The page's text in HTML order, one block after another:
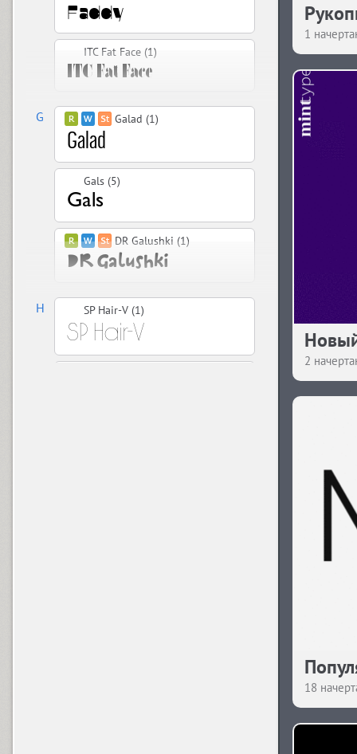
ITC Fat Face (1)
G Galad (1)
Gals (5)
DR Galushki (1)
H SP Hair-V (1)
1
2
18